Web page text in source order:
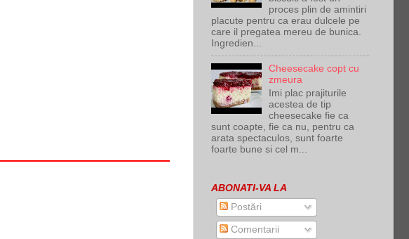
proces plin de amintiri
placute pentru ca erau dulcele pe
care il pregatea mereu de bunica.
Ingredien...
Cheesecake copt cu
zmeura
Imi plac prajiturile
acestea de tip
cheesecake fie ca
sunt coapte, fie ca nu, pentru ca
arata spectaculos, sunt foarte
foarte bune si cel m...
ABONATI-VA LA
Postări
Comentarii